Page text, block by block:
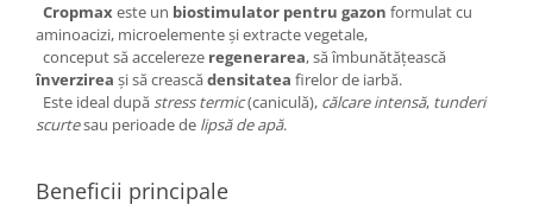
Cropmaxeste un biostimulator pentru gazon formulat cu
aminoacizi, microelemente și extracte vegetale,
conceput să accelereze regenerarea, să îmbunătățească
înverzirea și să creascădensitatea firelor de iarbă.
Este ideal după stress termic(caniculă), călcare intensă, tunderi
scurtesau perioade de lipsă de apă.
Beneficii principale